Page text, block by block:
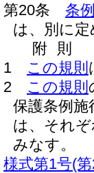
第20条
条
は、別に
附 則
1
この規則
2
この規則
保護条例
は、それ
みなす。
様式第1号(